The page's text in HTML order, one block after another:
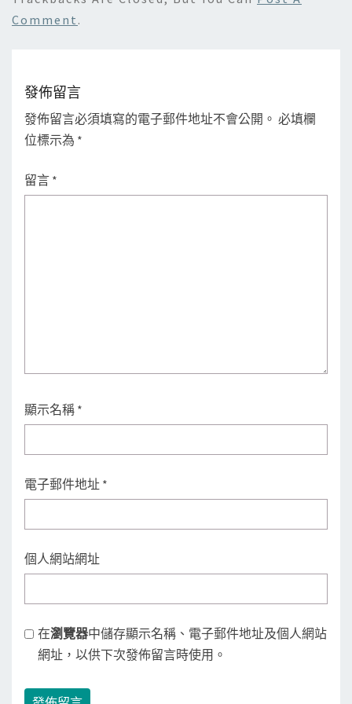
Comment .
發佈留言
發佈留言必須填寫的電子郵件地址不會公開。 必填欄
位標示為 *
留言 *
顯示名稱 *
電子郵件地址 *
個人網站網址
在瀏覽器中儲存顯示名稱、電子郵件地址及個人網站
網址，以供下次發佈留言時使用。